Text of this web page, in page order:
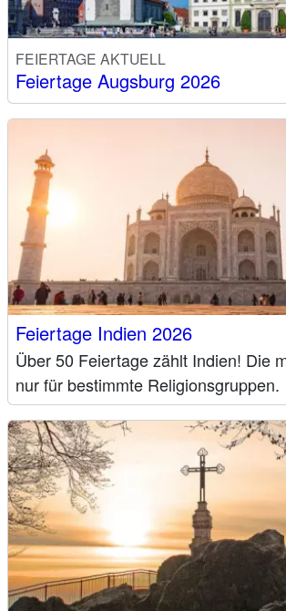
FEIERTAGE AKTUELL
Feiertage Augsburg 2026
Feiertage Indien 2026
Über 50 Feiertage zählt Indien! Die
nur für bestimmte Religionsgruppen.